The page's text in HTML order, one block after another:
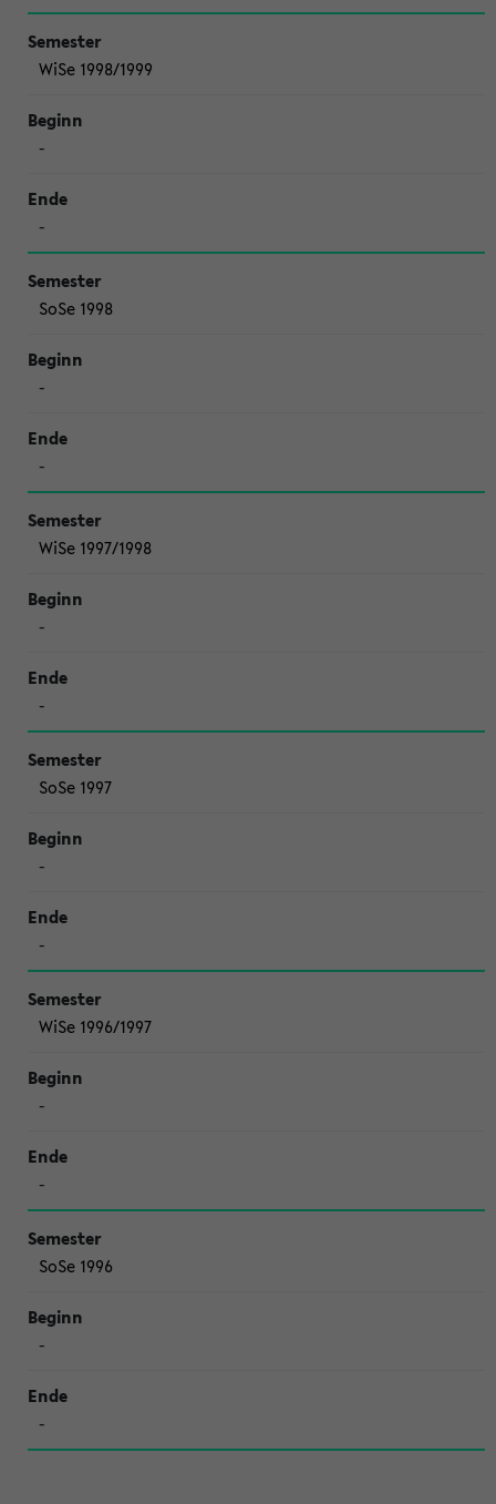
WiSe 1998/1999
-
-
SoSe 1998
-
-
WiSe 1997/1998
-
-
SoSe 1997
-
-
WiSe 1996/1997
-
-
SoSe 1996
-
-